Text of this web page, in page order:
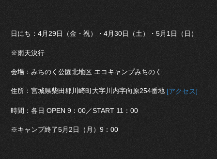
日にち：4月29日（金・祝）・4月30日（土）・5月1日（日）
※雨天決行
会場：みちのく公園北地区 エコキャンプみちのく
住所：宮城県柴田郡川崎町大字川内字向原254番地 [アクセス]
時間：各日 OPEN 9：00／START 11：00
※キャンプ終了5月2日（月）9：00